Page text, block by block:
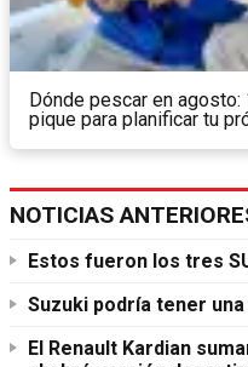
Dónde pescar en
pique para planificar tu
NOTICIAS
Estos fueron los tres
Suzuki podría tener
El Renault Kardian